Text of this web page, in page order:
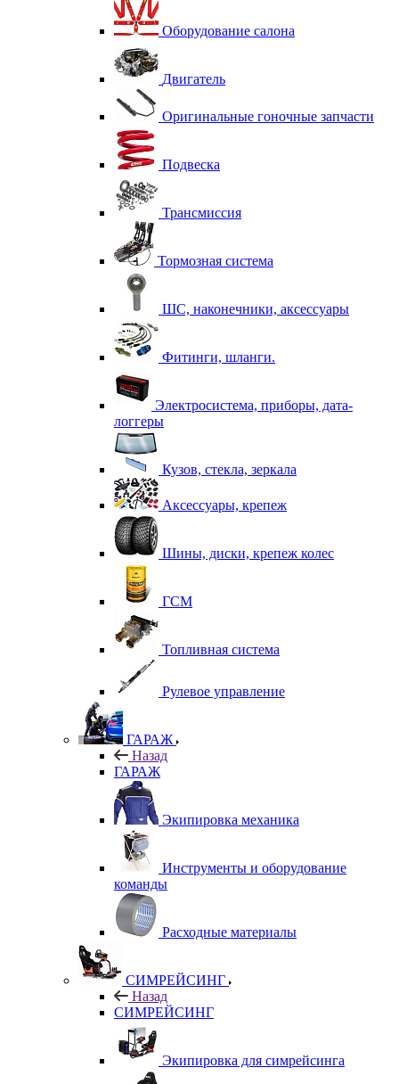
Оборудование салона
Двигатель
Оригинальные гоночные запчасти
Подвеска
Трансмиссия
Тормозная система
ШС, наконечники, аксессуары
Фитинги, шланги.
Электросистема, приборы, дата-
логгеры
Кузов, стекла, зеркала
Аксессуары, крепеж
Шины, диски, крепеж колес
ГСМ
Топливная система
Рулевое управление
ГАРАЖ
Назад
ГАРАЖ
Экипировка механика
Инструменты и оборудование
команды
Расходные материалы
СИМРЕЙСИНГ
Назад
СИМРЕЙСИНГ
Экипировка для симрейсинга